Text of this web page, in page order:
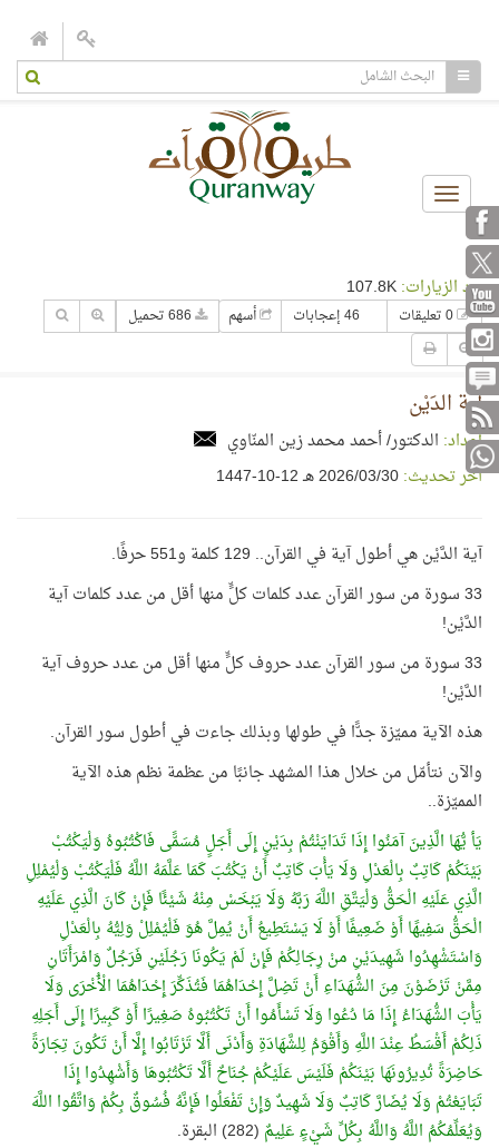
Toggle
navigation
عدد الزيارات:
46 إعجابات أسهم
آية الدَيْن
إعداد: الدكتور/ أحمد محمد زين المنّاوي
آخر تحديث:30‏/03‏/2026 هـ 12-10-1447
آية الدَّيْن هي أطول آية في القرآن.. 129 كلمة و551 حرفًا.
33 سورة من سور القرآن عدد كلمات كلٍّ منها أقل من عدد كلمات آية
الدَّيْن!
33 سورة من سور القرآن عدد حروف كلٍّ منها أقل من عدد حروف آية
الدَّيْن!
هذه الآية مميّزة جدًّا في طولها وبذلك جاءت في أطول سور القرآن.
والآن نتأمّل من خلال هذا المشهد جانبًا من عظمة نظم هذه الآية
المميّزة..
يَأ يُّهَا الَّذِينَ آمَنُوا إِذَا تَدَايَنْتُمْ بِدَيْنٍ إِلَى أَجَلٍ مُسَمًّى فَاكْتُبُوهُ وَلْيَكْتُبْ
بَيْنَكُمْ كَاتِبٌ بِالْعَدْلِ وَلَا يَأْبَ كَاتِبٌ أَنْ يَكْتُبَ كَمَا عَلَّمَهُ اللَّهُ فَلْيَكْتُبْ وَلْيُمْلِلِ
الَّذِي عَلَيْهِ الْحَقُّ وَلْيَتَّقِ اللَّهَ رَبَّهُ وَلَا يَبْخَسْ مِنْهُ شَيْئًا فَإِنْ كَانَ الَّذِي عَلَيْهِ
الْحَقُّ سَفِيهًا أَوْ ضَعِيفًا أَوْ لَا يَسْتَطِيعُ أَنْ يُمِلَّ هُوَ فَلْيُمْلِلْ وَلِيُّهُ بِالْعَدْلِ
وَاسْتَشْهِدُوا شَهِيدَيْنِ منْ رِجَالِكُمْ فَإِنْ لَمْ يَكُونَا رَجُلَيْنِ فَرَجُلٌ وَامْرَأَتَانِ
مِمَّنْ تَرْضَوْنَ مِنَ الشُّهَدَاءِ أَنْ تَضِلَّ إِحْدَاهُمَا فَتُذَكِّرَ إِحْدَاهُمَا الْأُخْرَى وَلَا
يَأْبَ الشُّهَدَاءُ إِذَا مَا دُعُوا وَلَا تَسْأَمُوا أَنْ تَكْتُبُوهُ صَغِيرًا أَوْ كَبِيرًا إِلَى أَجَلِهِ
ذَلِكُمْ أَقْسَطُ عِنْدَ اللَّهِ وَأَقْوَمُ لِلشَّهَادَةِ وَأَدْنَى أَلَّا تَرْتَابُوا إِلَّا أَنْ تَكُونَ تِجَارَةً
حَاضِرَةً تُدِيرُونَهَا بَيْنَكُمْ فَلَيْسَ عَلَيْكُمْ جُنَاحٌ أَلَّا تَكْتُبُوهَا وَأَشْهِدُوا إِذَا
تَبَايَعْتُمْ وَلَا يُضَارَّ كَاتِبٌ وَلَا شَهِيدٌ وَإِنْ تَفْعَلُوا فَإِنَّهُ فُسُوقٌ بِكُمْ وَاتَّقُوا اللَّهَ
وَيُعَلِّمُكُمُ اللَّهُ وَاللَّهُ بِكُلِّ شَيْءٍ عَلِيمٌ (282) البقرة.